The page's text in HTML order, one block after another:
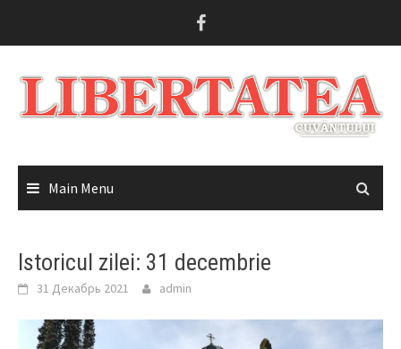
Main Menu
Istoricul zilei: 31 decembrie
31 Декабрь 2021 admin